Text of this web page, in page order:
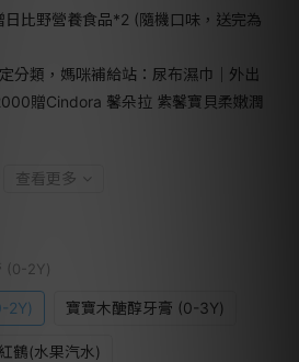
日比野營養食品*2 (隨機口味，送完為
分類，媽咪補給站：尿布濕巾｜外出
贈Cindora 馨朵拉 紫馨寶貝柔嫩潤
查看更多
(0-2Y)
2Y) 寶寶木醣醇牙膏 (0-3Y)
鶴(水果汽水)